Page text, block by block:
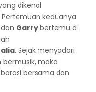
dikenal
Pertemuan keduanya
dan Garrybertemu di
. Sejak menyadari
maka
bersama dan